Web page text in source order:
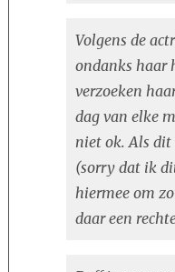
Volgens de
ondanks haar
verzoeken
dag van elke
niet ok. Als
(sorry dat ik
hiermee om
daar een